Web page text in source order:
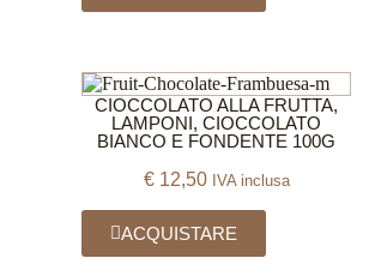
CIOCCOLATO ALLA FRUTTA,
LAMPONI, CIOCCOLATO
BIANCO E FONDENTE 100G
€12,50 IVA inclusa
ACQUISTARE